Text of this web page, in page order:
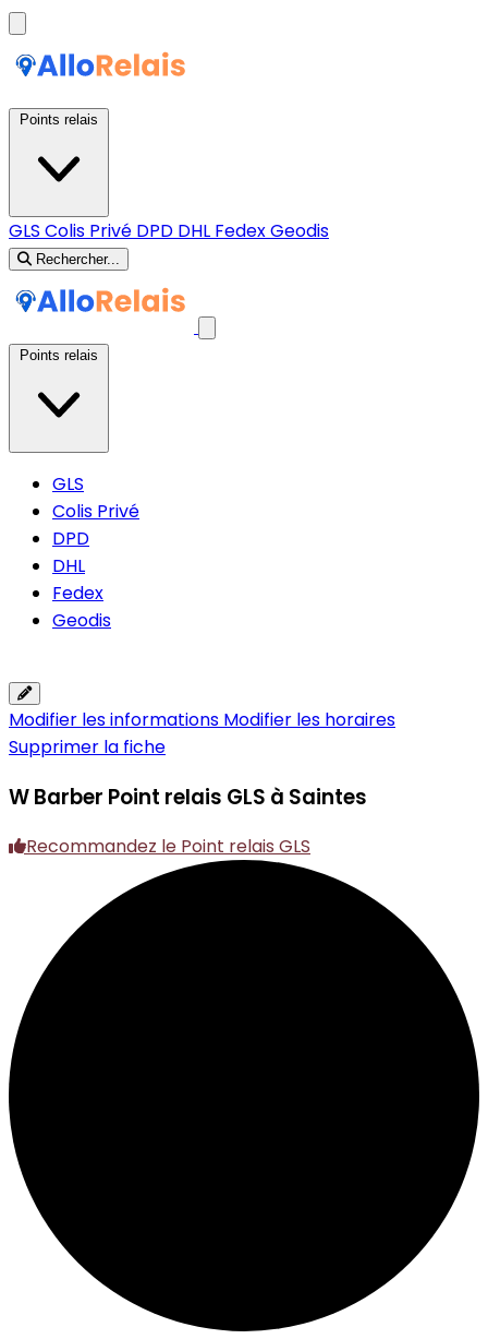
GLS Colis Privé DPD DHL FedexGeodis
Rechercher...
GLS
Colis Privé
DPD
DHL
Fedex
Geodis
Modifier les informations Modifier les horaires
Supprimer la fiche
W Barber Point relais GLS à Saintes
Recommandez le Point relais GLS